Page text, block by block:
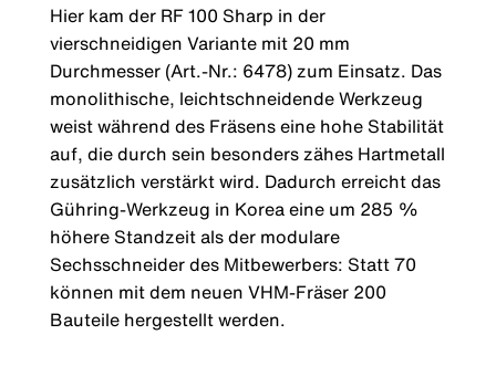
Hier kam der RF 100 Sharp in der
vierschneidigen Variante mit 20 mm
Durchmesser (Art.-Nr.: 6478) zum Einsatz. Das
monolithische, leichtschneidende Werkzeug
weist während des Fräsens eine hohe Stabilität
auf, die durch sein besonders zähes Hartmetall
zusätzlich verstärkt wird. Dadurch erreicht das
Gühring-Werkzeug in Korea eine um 285 %
höhere Standzeit als der modulare
Sechsschneider des Mitbewerbers: Statt 70
können mit dem neuen VHM-Fräser 200
Bauteile hergestellt werden.